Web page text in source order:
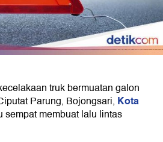
truk bermuatan galon
Parung, Bojongsari, Kota
sempat membuat lalu lintas